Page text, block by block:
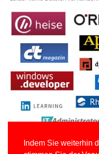
Indem Sie weiterhin